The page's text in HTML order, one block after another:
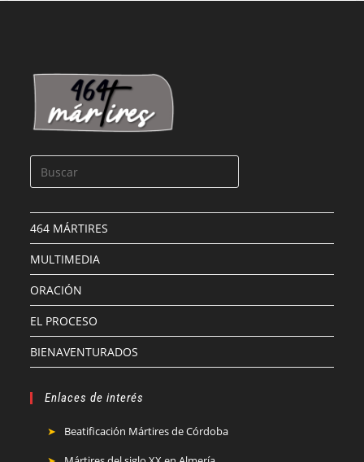
464 MÁRTIRES
MULTIMEDIA
ORACIÓN
EL PROCESO
BIENAVENTURADOS
Enlaces de interés
Beatificación Mártires de Córdoba